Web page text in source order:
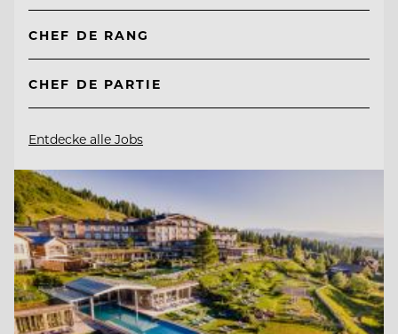
CHEF DE RANG
CHEF DE PARTIE
Entdecke alle Jobs